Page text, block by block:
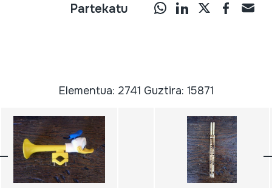
Partekatu
Elementua: 2741 Guztira: 15871